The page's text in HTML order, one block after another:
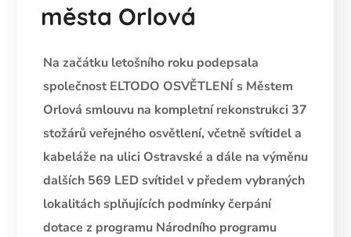
města Orlová
Na začátku letošního roku podepsala
společnost ELTODO OSVĚTLENÍ s Městem
Orlová smlouvu na kompletní rekonstrukci 37
stožárů veřejného osvětlení, včetně svítidel a
kabeláže na ulici Ostravské a dále na výměnu
dalších 569 LED svítidel v předem vybraných
lokalitách splňujících podmínky čerpání
dotace z programu Národního programu